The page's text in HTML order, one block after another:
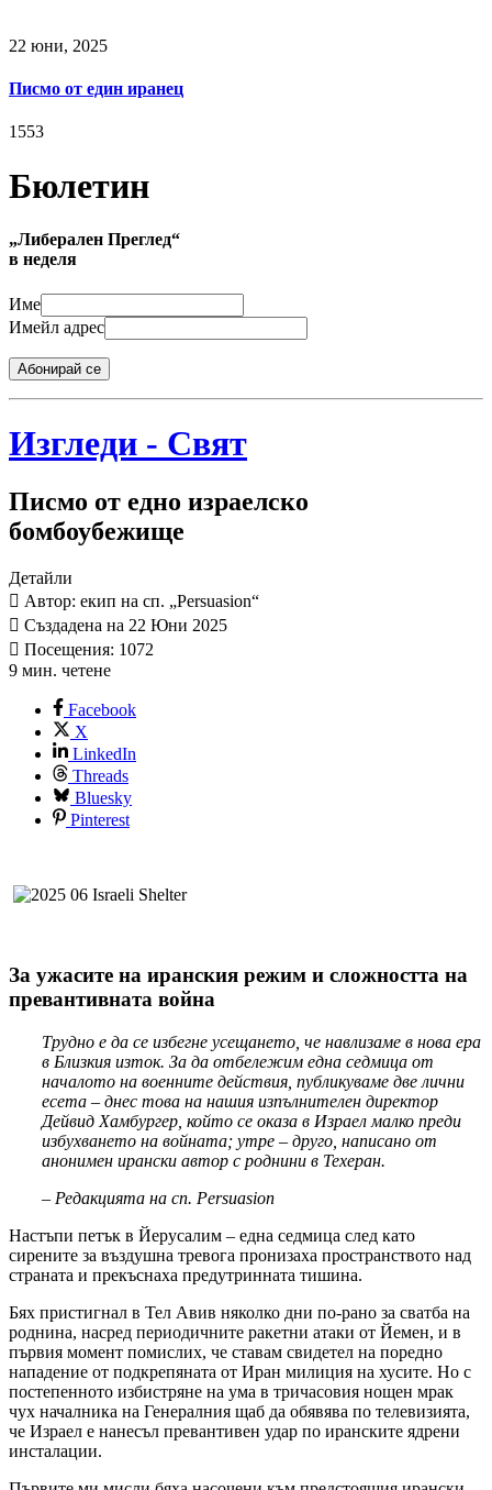
22 юни, 2025
Писмо от един иранец
1553
Бюлетин
„Либерален Преглед“
в неделя
Име
Имейл адрес
Абонирай се
Изгледи - Свят
Писмо от едно израелско
бомбоубежище
Детайли
Автор: екип на сп. „Persuasion“
Създадена на 22 Юни 2025
Посещения: 1072
9 мин. четене
Facebook
X
LinkedIn
Threads
Bluesky
Pinterest
За ужасите на иранския режим и сложността на
превантивната война
Трудно е да се избегне усещането, че навлизаме в нова ера
в Близкия изток. За да отбележим една седмица от
началото на военните действия, публикуваме две лични
есета – днес това на нашия изпълнителен директор
Дейвид Хамбургер, който се оказа в Израел малко преди
избухването на войната; утре – друго, написано от
анонимен ирански автор с роднини в Техеран.
– Редакцията на сп. Persuasion
Настъпи петък в Йерусалим – една седмица след като
сирените за въздушна тревога пронизаха пространството над
страната и прекъснаха предутринната тишина.
Бях пристигнал в Тел Авив няколко дни по-рано за сватба на
роднина, насред периодичните ракетни атаки от Йемен, и в
първия момент помислих, че ставам свидетел на поредно
нападение от подкрепяната от Иран милиция на хусите. Но с
постепенното избистряне на ума в тричасовия нощен мрак
чух началника на Генералния щаб да обявява по телевизията,
че Израел е нанесъл превантивен удар по иранските ядрени
инсталации.